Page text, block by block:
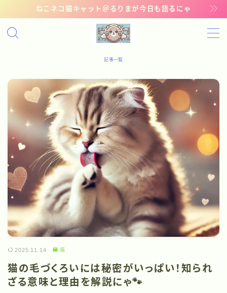
ねこネコ猫キャット＠るりまが今日も語るにゃ
MENU
管理猫ギャラリー
お問い合わせ
記事一覧
2025.11.14 猫
猫の毛づくろいには秘密がいっぱい！知られ
ざる意味と理由を解説にゃ🐾